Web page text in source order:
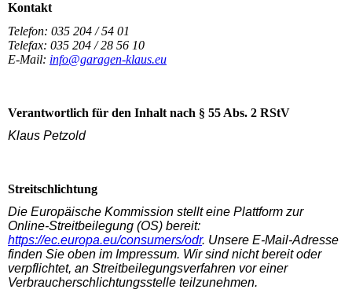
Kontakt
Telefon: 035 204 / 54 01
Telefax: 035 204 / 28 56 10
E-Mail: info@garagen-klaus.eu
Verantwortlich für den Inhalt nach § 55 Abs. 2 RStV
Klaus Petzold
Streitschlichtung
Die Europäische Kommission stellt eine Plattform zur
Online-Streitbeilegung (OS) bereit:
https://ec.europa.eu/consumers/odr. Unsere E-Mail-Adresse
finden Sie oben im Impressum. Wir sind nicht bereit oder
verpflichtet, an Streitbeilegungsverfahren vor einer
Verbraucherschlichtungsstelle teilzunehmen.